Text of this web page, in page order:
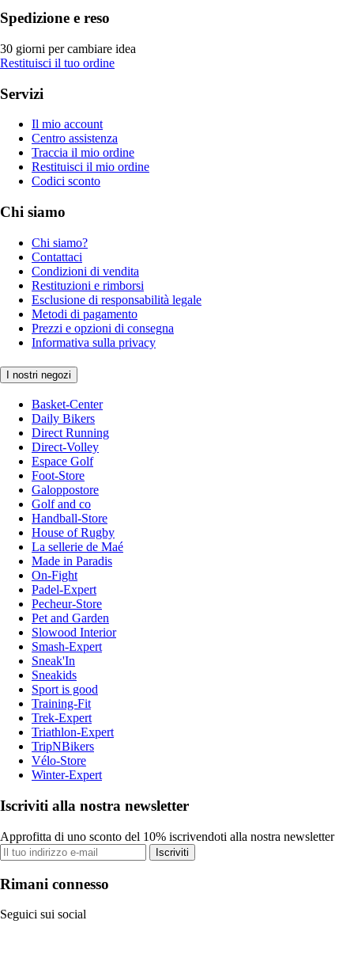
Spedizione e reso
30 giorni per cambiare idea
Restituisci il tuo ordine
Servizi
Il mio account
Centro assistenza
Traccia il mio ordine
Restituisci il mio ordine
Codici sconto
Chi siamo
Chi siamo?
Contattaci
Condizioni di vendita
Restituzioni e rimborsi
Esclusione di responsabilità legale
Metodi di pagamento
Prezzi e opzioni di consegna
Informativa sulla privacy
I nostri negozi
Basket-Center
Daily Bikers
Direct Running
Direct-Volley
Espace Golf
Foot-Store
Galoppostore
Golf and co
Handball-Store
House of Rugby
La sellerie de Maé
Made in Paradis
On-Fight
Padel-Expert
Pecheur-Store
Pet and Garden
Slowood Interior
Smash-Expert
Sneak'In
Sneakids
Sport is good
Training-Fit
Trek-Expert
Triathlon-Expert
TripNBikers
Vélo-Store
Winter-Expert
Iscriviti alla nostra newsletter
Approfitta di uno sconto del 10% iscrivendoti alla nostra newsletter
Iscriviti
Rimani connesso
Seguici sui social